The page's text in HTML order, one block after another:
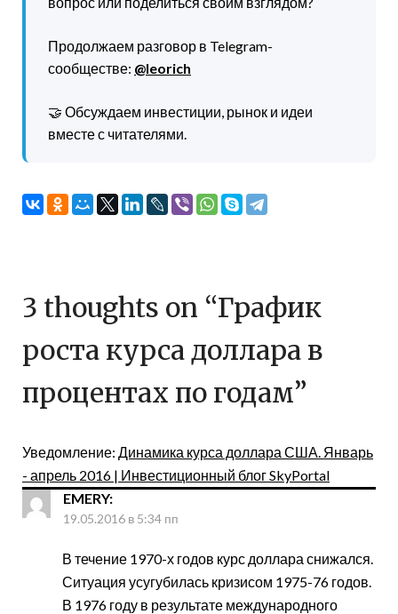
Продолжаем разговор в Telegram-
сообществе: @leorich
🤝 Обсуждаем инвестиции, рынок и идеи
вместе с читателями.
3 thoughts on “График
роста курса доллара в
процентах по годам”
Уведомление: Динамика курса доллара США. Январь
- апрель 2016 | Инвестиционный блог SkyPortal
EMERY:
19.05.2016 в 5:34 пп
В течение 1970-х годов курс доллара снижался.
Ситуация усугубилась кризисом 1975-76 годов.
В 1976 году в результате международного